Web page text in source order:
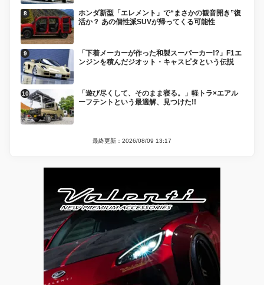
ホンダ新型「エレメント」で“まさかの観音開き”復
活か？ あの個性派SUVが帰ってくる可能性
「下着メーカーが作った和製スーパーカー!?」F1エ
ンジンを積んだジオット・キャスピタという伝説
「遊び尽くして、そのまま寝る。」軽トラ×エアル
ーフテントという最適解、見つけた!!
最終更新：2026/08/09 13:17